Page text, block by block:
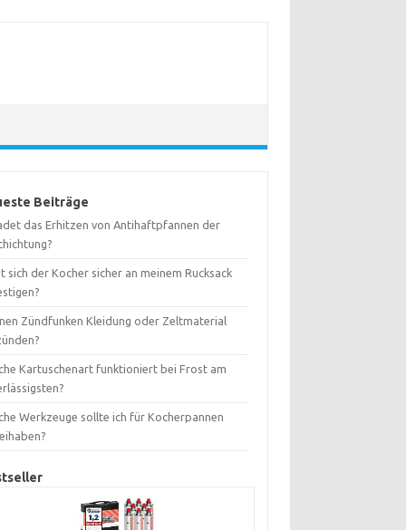
Beiträge
das Erhitzen von Antihaftpfannen der
sich der Kocher sicher an meinem Rucksack
Zündfunken Kleidung oder Zeltmaterial
Kartuschenart funktioniert bei Frost am
Werkzeuge sollte ich für Kocherpannen